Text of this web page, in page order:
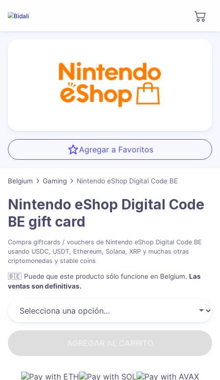
Agregar a Favoritos
Belgium Gaming Nintendo eShop Digital Code BE
Nintendo eShop Digital Code
BE gift card
Compra giftcards / vouchers de Nintendo eShop Digital Code BE
usando USDC, USDT, Ethereum, Solana, XRP y muchas otras
criptomonedas y stable coins
🇧🇪 Puede que este producto sólo funcione en Belgium. Las
ventas son definitivas.